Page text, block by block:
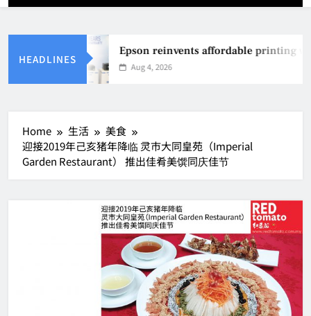
HEADLINES
Epson reinvents affordable printing
Aug 4, 2026
Home 生活
美食
迎接2019年己亥猪年降临 灵市大同皇苑（Imperial
Garden Restaurant） 推出佳肴美馔同庆佳节